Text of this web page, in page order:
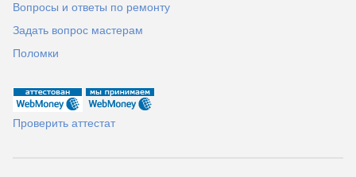
Вопросы и ответы по ремонту
Задать вопрос мастерам
Поломки
Проверить аттестат